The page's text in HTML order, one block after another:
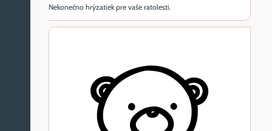
Nekonečno hrýzatiek pre vaše ratolesti.